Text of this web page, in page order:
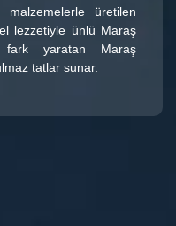
üretilen
lezzetiyle ünlü Maraş
fark yaratan Maraş
tatlar sunar.